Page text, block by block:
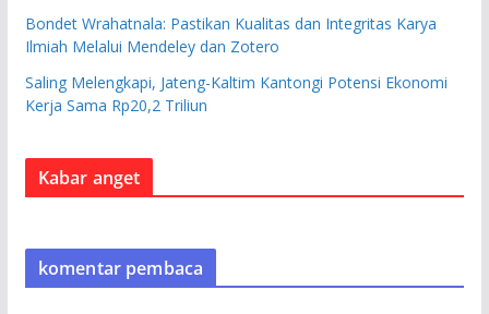
Bondet Wrahatnala: Pastikan Kualitas dan Integritas Karya
Ilmiah Melalui Mendeley dan Zotero
Saling Melengkapi, Jateng-Kaltim Kantongi Potensi Ekonomi
Kerja Sama Rp20,2 Triliun
Kabar anget
komentar pembaca